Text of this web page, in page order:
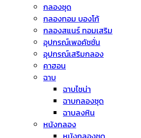
กลองชุด
กลองทอม บองโก้
กลองสแนร์ ทอมเสริม
อุปกรณ์เพอคัชชั่น
อุปกรณ์เสริมกลอง
คาฮอน
ฉาบ
ฉาบไชน่า
ฉาบกลองชุด
ฉาบลงหิน
หนังกลอง